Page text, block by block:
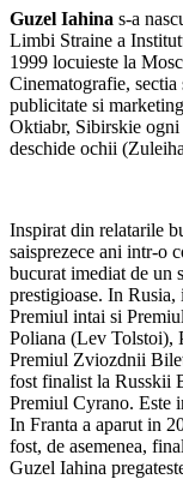
Guzel Iahina s-a
Limbi Straine a
1999 locuieste la
Cinematografie,
publicitate si
Oktiabr, Sibirskie
deschide ochii
Inspirat din relatarile
saisprezece ani intr-o
bucurat imediat de un
prestigioase. In
Premiul intai si
Poliana (Lev Tolstoi),
Premiul Zviozdnii
fost finalist la Russkii
Premiul Cyrano. Este
In Franta a aparut in
fost, de asemenea,
Guzel Iahina